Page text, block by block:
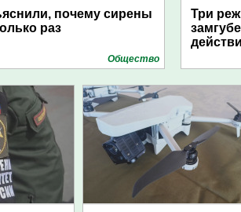
почему сирены
раз
Общество
Три